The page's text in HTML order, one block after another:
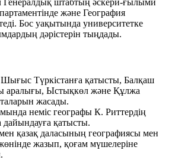
Генералдық штабтың әскери-ғылыми
және География
Бос уақытында университетке
дәрістерін тыңдады.
Түркістанға қатысты, Балқаш
аралығы, Ыстықкөл және Құлжа
жасады.
неміс географы К. Риттердің
дайындауға қатысты.
қазақ даласының географиясы мен
жазып, қоғам мүшелеріне